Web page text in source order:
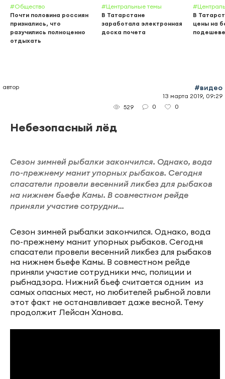
#Общество
Почти половина россиян
признались, что
разучились полноценно
отдыхать
#Центральные темы
В Татарстане
заработала электронная
доска почета
В
цены на
автор #видео
13 марта 2019, 09:29
529
0 0
Небезопасный лёд
Сезон зимней рыбалки закончился. Однако, вода
по-прежнему манит упорных рыбаков. Сегодня
спасатели провели весенний ликбез для рыбаков
на нижнем бьефе Камы. В совместном рейде
приняли участие сотрудни...
Сезон зимней рыбалки закончился. Однако, вода
по-прежнему манит упорных рыбаков. Сегодня
спасатели провели весенний ликбез для рыбаков
на нижнем бьефе Камы. В совместном рейде
приняли участие сотрудники мчс, полиции и
рыбнадзора. Нижний бьеф считается одним из
самых опасных мест, но любителей рыбной ловли
этот факт не останавливает даже весной. Тему
продолжит Лейсан Ханова.